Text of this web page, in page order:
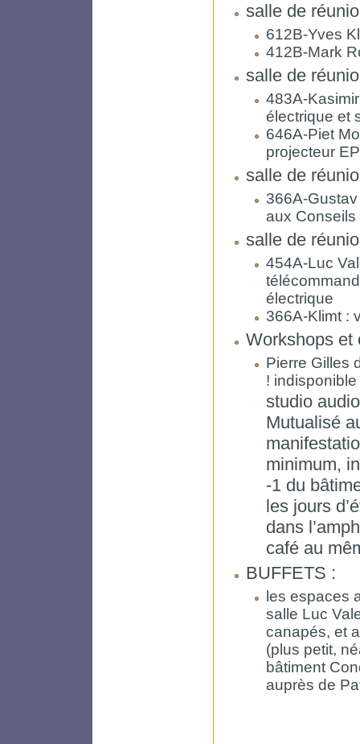
salle de
612B-Yves
412B-Mark
salle de
483A-
électrique et
646A-Piet
projecteur
salle de
366A-
aux Conseils
salle de
454A-Luc
électrique
366A-Klimt :
Workshops
Pierre Gilles
!
studio
Mutualisé
minimum,
-1 du
les jours
dans
café au
BUFFETS :
les espaces
salle Luc
canapés, et
(plus petit,
bâtiment
auprès de